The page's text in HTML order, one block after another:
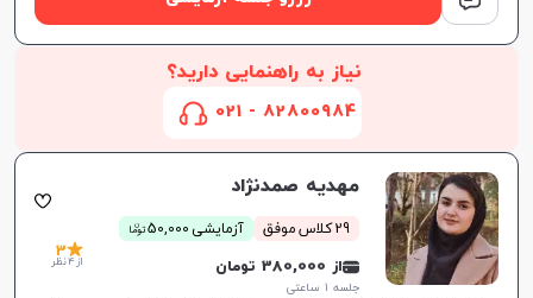
نیاز به راهنمایی دارید؟
82800984 - 021
مهدیه صمدنژاد
29 کلاس موفق آزمایشی 50,000 توما
ن
از 380,000 تومان
جلسه ۱ ساعتی
3
از 4 نظر